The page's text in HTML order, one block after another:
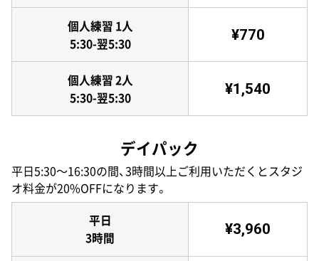
個人練習 1人
5:30-翌5:30
¥770
個人練習 2人
5:30-翌5:30
¥1,540
デイパック
平日5:30〜16:30の間、3時間以上ご利用いただくとスタジ
オ料金が20%OFFになります。
平日
3時間
¥3,960